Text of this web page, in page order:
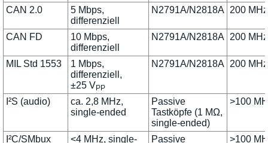
CAN 2.0
5 Mbps,
differenziell
N2791A/N2818A 200 MHz
CAN FD
10 Mbps,
differenziell
N2791A/N2818A 200 MHz
MIL Std 1553
1 Mbps,
differenziell,
±25 VPP
N2791A/N2818A 200 MHz
I²S (audio)
ca. 2,8 MHz,
single-ended
Passive
Tastköpfe (1 MΩ,
single-ended)
>100
I²C/SMbux
<4 MHz, single-
Passive
>100